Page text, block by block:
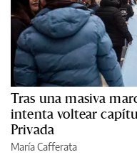
Tras una masiva
intenta voltear
Privada
María Cafferata